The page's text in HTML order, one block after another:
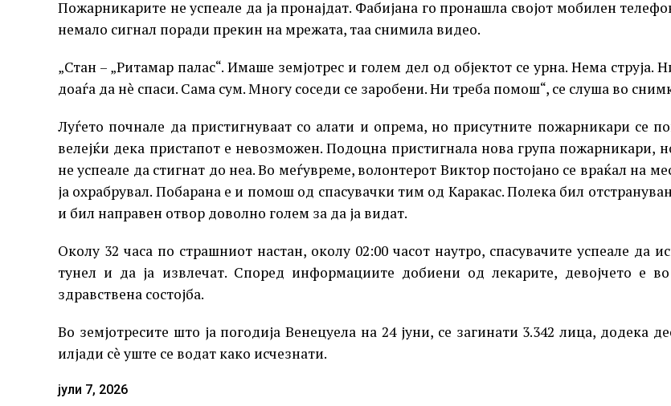
Пожарникарите не успеале да ја пронајдат. Фабијана го пронашла својот мобилен
немало сигнал поради прекин на мрежата, таа снимила видео.
„Стан – „Ритамар палас“. Имаше земјотрес и голем дел од објектот се урна. Нема струја.
доаѓа да нè спаси. Сама сум. Многу соседи се заробени. Ни треба помош“, се слуша во
Луѓето почнале да пристигнуваат со алати и опрема, но присутните пожарникари се
велејќи дека пристапот е невозможен. Подоцна пристигнала нова група пожарникари,
не успеале да стигнат до неа. Во меѓувреме, волонтерот Виктор постојано се враќал на
ја охрабрувал. Побарана е и помош од спасувачки тим од Каракас. Полека бил
и бил направен отвор доволно голем за да ја видат.
Околу 32 часа по страшниот настан, околу 02:00 часот наутро, спасувачите успеале да
тунел и да ја извлечат. Според информациите добиени од лекарите, девојчето е
здравствена состојба.
Во земјотресите што ја погодија Венецуела на 24 јуни, се загинати 3.342 лица, додека
илјади сè уште се водат како исчезнати.
јули 7, 2026